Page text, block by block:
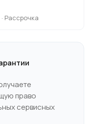
Рассрочка
право
сервисных